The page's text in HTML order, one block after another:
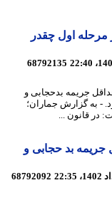
اول چقدر
68792135
بدحجابی و
بود. - به گزارش جماران؛
...
بد حجابی و
68792092